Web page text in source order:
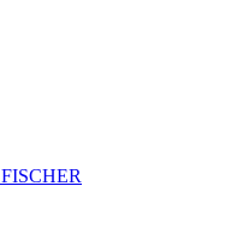
FISCHER